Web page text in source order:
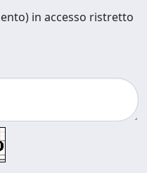
in accesso ristretto